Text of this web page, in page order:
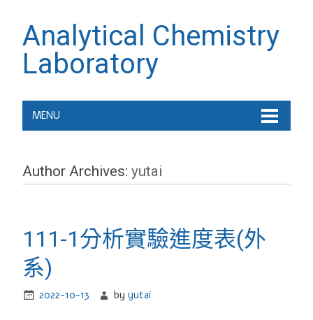
Analytical Chemistry
Laboratory
MENU
Author Archives: yutai
111-1分析實驗進度表(外
系)
2022-10-13 byyutai